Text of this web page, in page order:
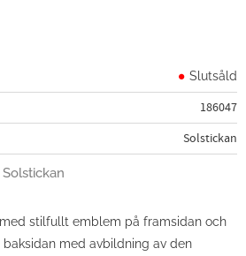
Slutsåld
186047
Solstickan
stilfullt emblem på framsidan och
med avbildning av den